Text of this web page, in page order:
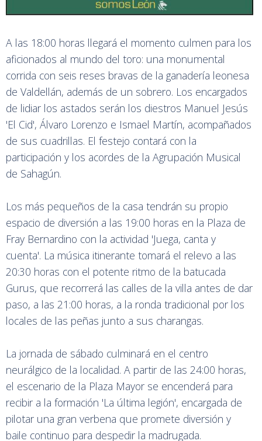
A las 18:00 horas llegará el momento culmen para los
aficionados al mundo del toro: una monumental
corrida con seis reses bravas de la ganadería leonesa
de Valdellán, además de un sobrero. Los encargados
de lidiar los astados serán los diestros Manuel Jesús
'El Cid', Álvaro Lorenzo e Ismael Martín, acompañados
de sus cuadrillas. El festejo contará con la
participación y los acordes de la Agrupación Musical
de Sahagún.
Los más pequeños de la casa tendrán su propio
espacio de diversión a las 19:00 horas en la Plaza de
Fray Bernardino con la actividad 'Juega, canta y
cuenta'. La música itinerante tomará el relevo a las
20:30 horas con el potente ritmo de la batucada
Gurus, que recorrerá las calles de la villa antes de dar
paso, a las 21:00 horas, a la ronda tradicional por los
locales de las peñas junto a sus charangas.
La jornada de sábado culminará en el centro
neurálgico de la localidad. A partir de las 24:00 horas,
el escenario de la Plaza Mayor se encenderá para
recibir a la formación 'La última legión', encargada de
pilotar una gran verbena que promete diversión y
baile continuo para despedir la madrugada.